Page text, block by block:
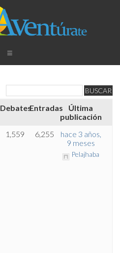
DebatesEntradas
Última
publicación
1,559 6,255
hace 3 años,
9 meses
Pelajhaba